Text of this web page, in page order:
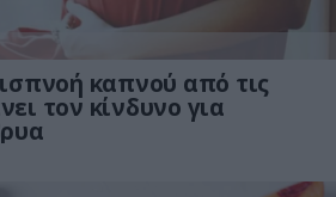
καπνού από τις
τον κίνδυνο για